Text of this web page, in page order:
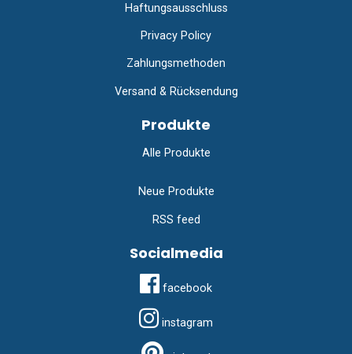
Haftungsausschluss
Privacy Policy
Zahlungsmethoden
Versand & Rücksendung
Produkte
Alle Produkte
Neue Produkte
RSS feed
Socialmedia
facebook
instagram